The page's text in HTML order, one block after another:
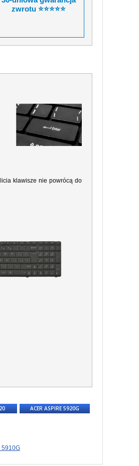
zwrotu ⭐⭐⭐⭐⭐
klawisze nie powrócą do
ACER ASPIRE 5920G
5910G